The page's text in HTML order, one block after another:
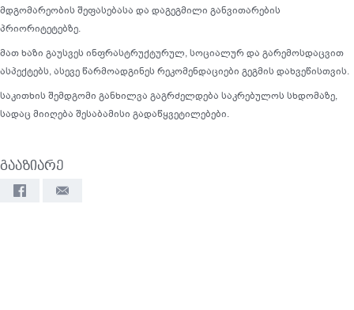
მდგომარეობის შეფასებასა და დაგეგმილი განვითარების
პრიორიტეტებზე.
მათ ხაზი გაუსვეს ინფრასტრუქტურულ, სოციალურ და გარემოსდაცვით
ასპექტებს, ასევე წარმოადგინეს რეკომენდაციები გეგმის დახვეწისთვის.
საკითხის შემდგომი განხილვა გაგრძელდება საკრებულოს სხდომაზე,
სადაც მიიღება შესაბამისი გადაწყვეტილებები.
გააზიარე